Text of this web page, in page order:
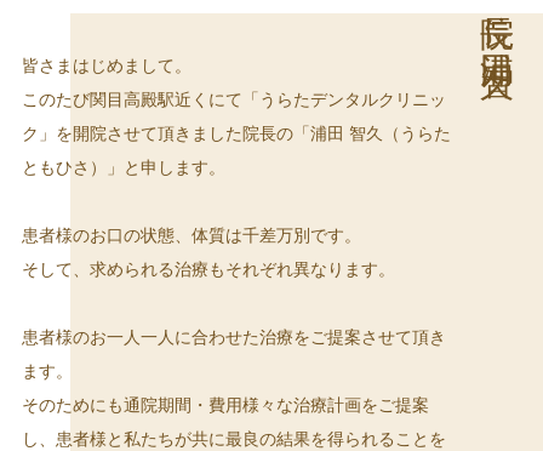
院長 浦田 智久
皆さまはじめまして。
このたび関目高殿駅近くにて「うらたデンタルクリニッ
ク」を開院させて頂きました院長の「浦田 智久（うらた
ともひさ）」と申します。
患者様のお口の状態、体質は千差万別です。
そして、求められる治療もそれぞれ異なります。
患者様のお一人一人に合わせた治療をご提案させて頂き
ます。
そのためにも通院期間・費用様々な治療計画をご提案
し、患者様と私たちが共に最良の結果を得られることを